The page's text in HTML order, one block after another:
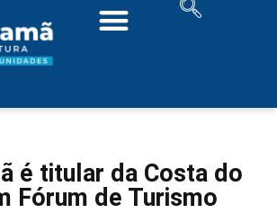
é titular da Costa do
Fórum de Turismo